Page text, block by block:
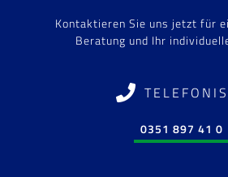
Kontaktieren Sie uns jetzt für
Beratung und Ihr
0351 897 41 0